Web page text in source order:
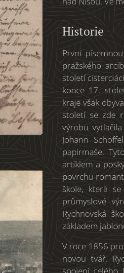
Historie
První
pražského
století
konce 17.
kraje však
století se zde
výrobu
Johann
papirmaše.
artiklem a
povrchu
škole, která
průmyslové
Rychnovská
základem
V roce 1856
novou tvář.